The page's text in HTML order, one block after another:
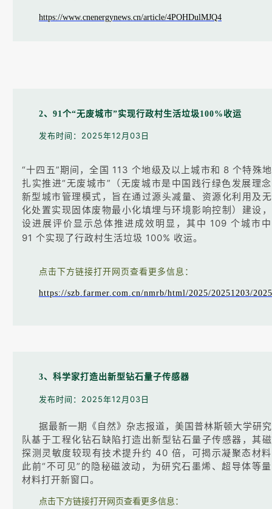
https://www.cnenergynews.cn/article/4POHDulMJQ4
2、91个“无废城市”实现行政村生活垃圾100%收运
发布时间：2025年12月03日
“十四五”期间，全国 113 个地级及以上城市和 8 个特殊
扎实推进“无废城市”（无废城市是中国践行绿色发展理
新型城市管理模式，旨在通过源头减量、资源化利用及
化处置实现固体废物最小化填埋与环境影响控制）建设
设进展评价显示总体推进成效明显，其中 109 个城市
91 个实现了行政村生活垃圾 100% 收运。
点击下方链接打开网页查看更多信息：
https://szb.farmer.com.cn/nmrb/html/2025/20251203/
3、科学家打造出新型钻石量子传感器
发布时间：2025年12月03日
据最新一期《自然》杂志报道，美国普林斯顿大学研
队基于工程化钻石缺陷打造出新型钻石量子传感器，其
探测灵敏度较现有技术提升约 40 倍，可揭示凝聚态材
此前“不可见”的隐秘磁波动，为研究石墨烯、超导体等
材料打开新窗口。
点击下方链接打开网页查看更多信息：